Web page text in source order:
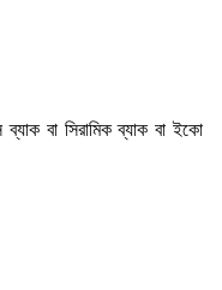
বা সিরামিক ব্যাক বা ইকো